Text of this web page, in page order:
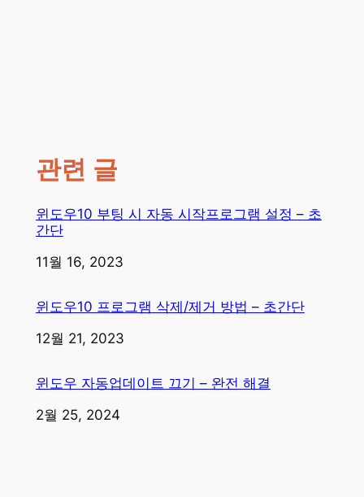
관련 글
윈도우10 부팅 시 자동 시작프로그램 설정 – 초
간단
일자
11월 16, 2023
윈도우10 프로그램 삭제/제거 방법 – 초간단
일자
12월 21, 2023
윈도우 자동업데이트 끄기 – 완전 해결
일자
2월 25, 2024